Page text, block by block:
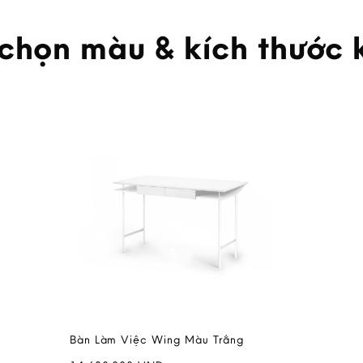
màu & kích thước
Bàn Làm Việc Wing Màu Trắng